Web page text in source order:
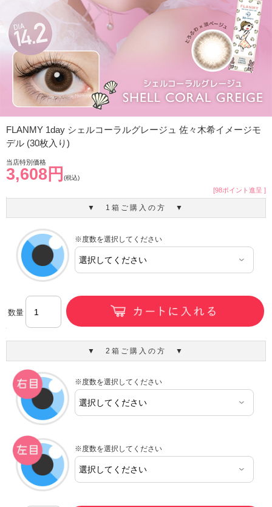
FLANMY 1day シェルコーラルグレージュ 佐々木希イメージモ
デル (30枚入り)
当店特別価格
3,608円 (税込)
[98ポイント進呈 ]
▼ 1箱ご購入の方 ▼
※度数を選択してください
数量
▼ 2箱ご購入の方 ▼
※度数を選択してください
※度数を選択してください